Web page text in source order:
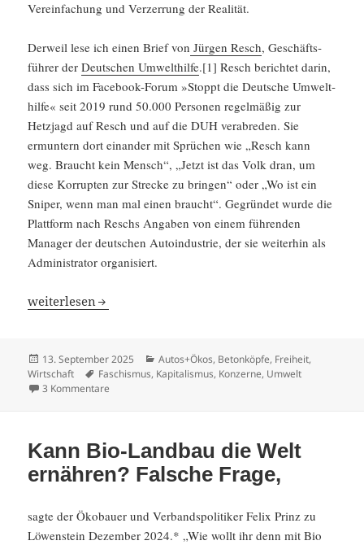
Verein­fa­chung und Verzer­rung der Realität.
Derweil lese ich einen Brief von Jürgen Resch, Geschäfts­
führer derDeutschen Umwelt­hilfe.[1] Resch berichtet darin,
dass sich im Facebook-Forum »Stoppt die Deutsche Umwelt­
hilfe« seit 2019 rund 50.000 Personen regel­mäßig zur
Hetzjagd auf Resch und auf die DUH verab­reden. Sie
ermun­tern dort einander mit Sprüchen wie „Resch kann
weg. Braucht kein Mensch“, „Jetzt ist das Volk dran, um
diese Korrupten zur Strecke zu bringen“ oder „Wo ist ein
Sniper, wenn man mal einen braucht“. Gegründet wurde die
Platt­form nach Reschs Angaben von einem führenden
Manager der deutschen Autoin­dus­trie, der sie weiterhin als
Adminis­trator organi­siert.
Deutscher Abgas- und Gülle­fa­schismus
weiter­lesen
Veröffentlicht
am
13. September 2025 Kategorien
Autos+Ökos, Betonköpfe, Freiheit,
Wirtschaft
Schlagwörter
Faschismus, Kapitalismus, Konzerne, Umwelt
3 Kommentare
Kann Bio-Landbau die Welt
ernähren? Falsche Frage,
sagte der Ökobauer und Verbands­po­li­tiker Felix Prinz zu
Löwen­stein Dezember 2024.* „Wie wollt ihr denn mit Bio